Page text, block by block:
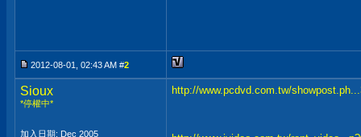
2012-08-01, 02:43 AM #2
Sioux
*停權中*
加入日期: Dec 2005
http://www.pcdvd.com.tw/